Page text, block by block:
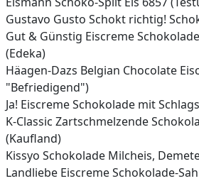
Gustavo Gusto Schokt richtig!
Gut & Günstig Eiscreme
(Edeka)
Häagen-Dazs Belgian Chocolate
"Befriedigend")
Ja! Eiscreme Schokolade mit
K-Classic Zartschmelzende
(Kaufland)
Kissyo Schokolade Milcheis,
Landliebe Eiscreme Schokolade-